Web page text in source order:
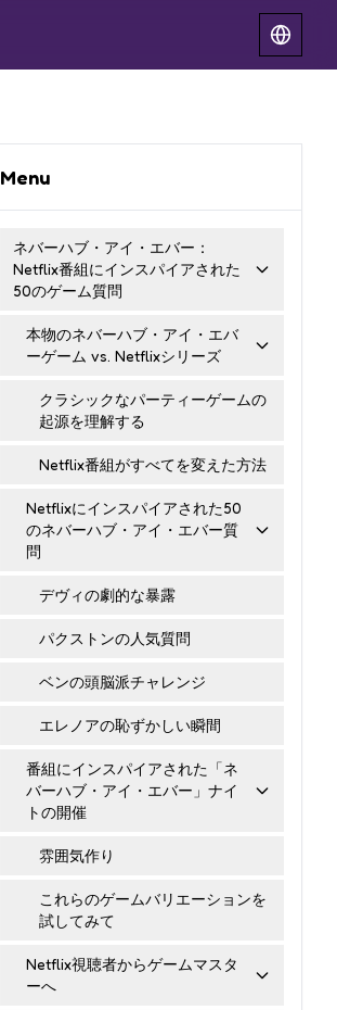
Menu
ネバーハブ・アイ・エバー：
Netflix番組にインスパイアされた
50のゲーム質問
本物のネバーハブ・アイ・エバ
ーゲーム vs. Netflixシリーズ
クラシックなパーティーゲームの
起源を理解する
Netflix番組がすべてを変えた方法
Netflixにインスパイアされた50
のネバーハブ・アイ・エバー質
問
デヴィの劇的な暴露
パクストンの人気質問
ベンの頭脳派チャレンジ
エレノアの恥ずかしい瞬間
番組にインスパイアされた「ネ
バーハブ・アイ・エバー」ナイ
トの開催
雰囲気作り
これらのゲームバリエーションを
試してみて
Netflix視聴者からゲームマスタ
ーへ